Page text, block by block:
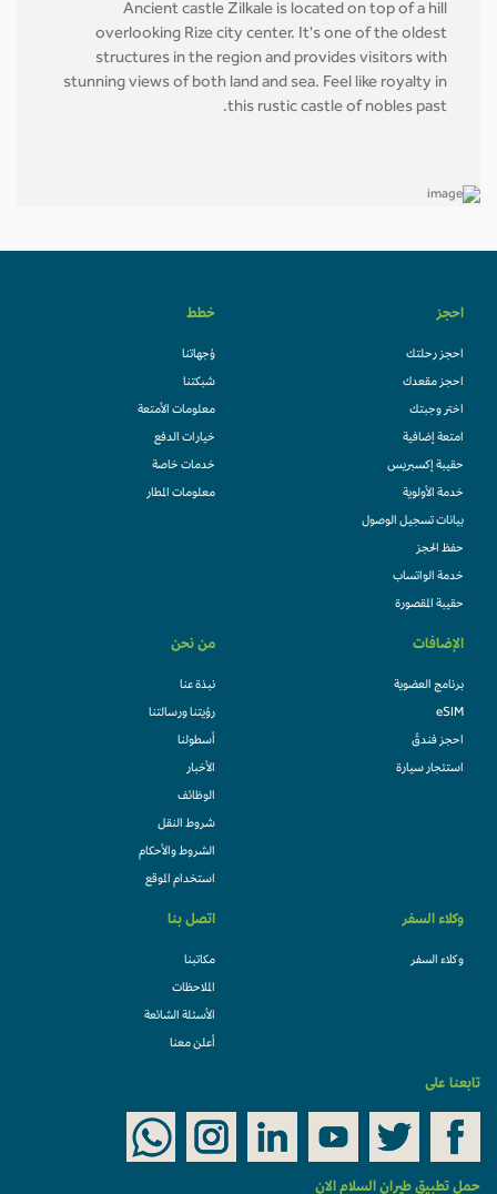
Ancient castle Zilkale is located on top of a hill
overlooking Rize city center. It's one of the oldest
structures in the region and provides visitors with
stunning views of both land and sea. Feel like royalty in
this rustic castle of nobles past.
احجز
احجز رحلتك
احجز مقعدك
اختر وجبتك
امتعة إضافية
حقيبة إكسبريس
خدمة الأولوية
بيانات تسجيل الوصول
حفظ الحجز
خدمة الواتساب
حقيبة المقصورة
خطط
وُجهاتنا
شبكتنا
معلومات الأمتعة
خيارات الدفع
خدمات خاصة
معلومات المطار
الإضافات
برنامج العضوية
eSIM
احجز فندقً
استئجار سيارة
من نحن
نبذة عنا
رؤيتنا ورسالتنا
أسطولنا
الأخبار
الوظائف
شروط النقل
الشروط والأحكام
استخدام الموقع
وكلاء السفر
وكلاء السفر
اتصل بنا
مكاتبنا
الملاحظات
الأسئلة الشائعة
أعلن معنا
تابعنا على
حمل تطبيق طيران السلام الان